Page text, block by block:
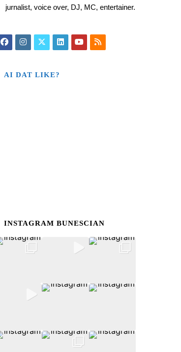
jurnalist, voice over, DJ, MC, entertainer.
AI DAT LIKE?
INSTAGRAM BUNESCIAN